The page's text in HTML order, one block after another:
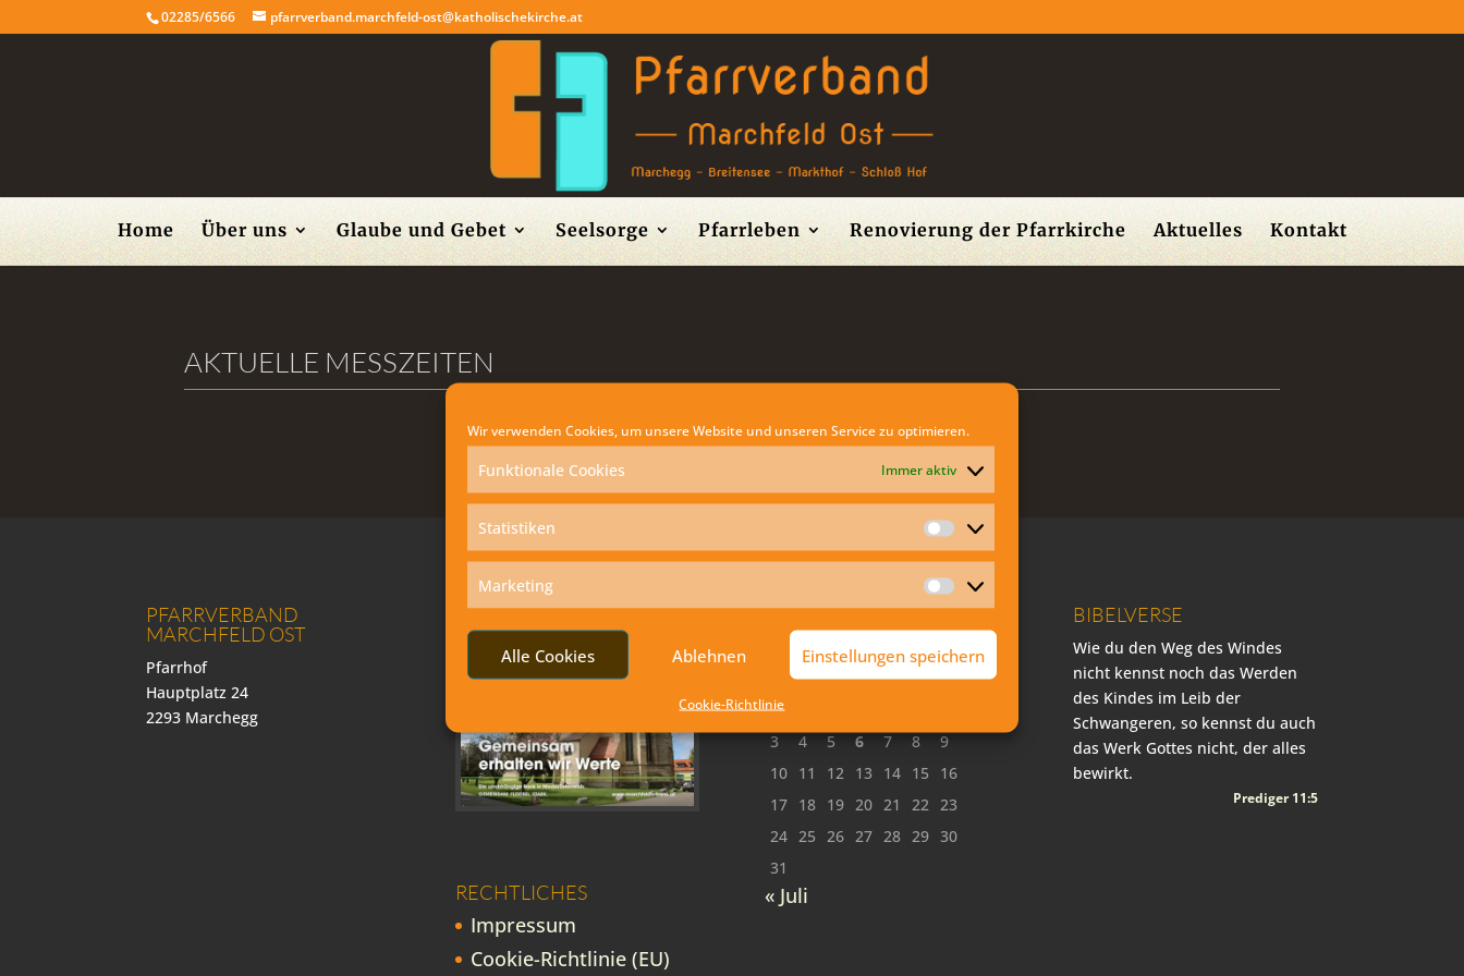
Wir verwenden Cookies, um unsere Website und unseren Service zu optimieren.
Funktionale Cookies Immer aktiv
Statistiken
Statistiken
Marketing
Marketing
Alle Cookies Ablehnen Einstellungen speichern
Cookie-Richtlinie
02285/6566 pfarrverband.marchfeld-ost@katholischekirche.at
Home Über uns Glaube und Gebet Seelsorge Pfarrleben Renovierung der Pfarrkirche Aktuelles Kontakt
AKTUELLE MESSZEITEN
PFARRVERBAND
MARCHFELD OST
Pfarrhof
Hauptplatz 24
2293 Marchegg
SPONSOR
RECHTLICHES
Impressum
Cookie-Richtlinie (EU)
BEITRÄGE
August 2026
D M D F S
S
3
4 5 6 7 8
9
10
11 12 13 14 15
16
17
18 19 20 21 22
23
24
25 26 27 28 29 30
31
« Juli
BIBELVERSE
Wie du den Weg des Windes
nicht kennst noch das Werden
des Kindes im Leib der
Schwangeren, so kennst du auch
das Werk Gottes nicht, der alles
bewirkt.
Prediger 11:5